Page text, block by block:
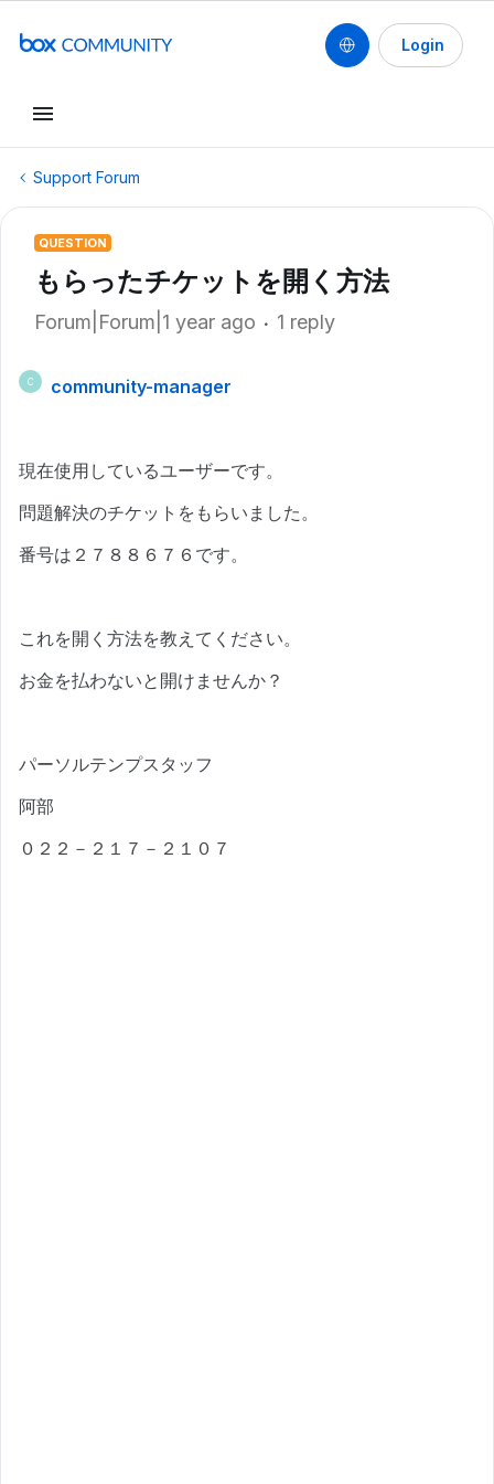
Login
Support Forum
QUESTION
もらったチケットを開く方法
Forum|Forum|1 year ago 1 reply
C community-manager
現在使用しているユーザーです。
問題解決のチケットをもらいました。
番号は２７８８６７６です。
これを開く方法を教えてください。
お金を払わないと開けませんか？
パーソルテンプスタッフ
阿部
０２２－２１７－２１０７